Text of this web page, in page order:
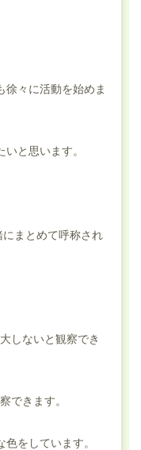
徐々に活動を始めま
と思います。
まとめて呼称され
しないと観察でき
できます。
をしています。